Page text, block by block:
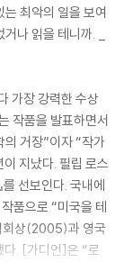
최악의 일을 보여
나 읽을 테니까. _
가장 강력한 수상
작품을 발표하면서
의 거장”이자 “작가
지났다. 필립 로스
를 선보인다. 국내에
품으로 “미국을 테
회상(2005)과 영국
다. [가디언]은 “로